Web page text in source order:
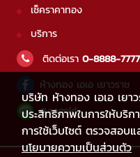
บริษัท ห้างทอง เอเอ เยา
ประสิทธิภาพในการให้บริ
การใช้เว็บไซต์ ตรวจสอบแ
นโยบายความเป็นส่วนตัว
เช็คราคาทอง
บริการ
ติดต่อเรา 0-8888-
ห้างทอง เอเอ เยาวราช
@aagold